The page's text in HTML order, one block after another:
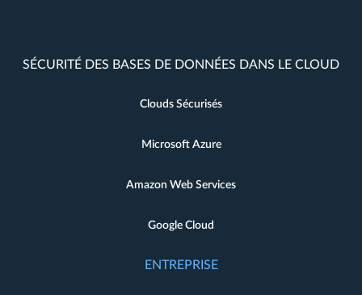
SÉCURITÉ DES BASES DE DONNÉES DANS LE CLOUD
Clouds Sécurisés
Microsoft Azure
Amazon Web Services
Google Cloud
ENTREPRISE